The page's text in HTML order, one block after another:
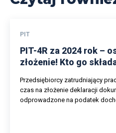
PIT
PIT-4R za 2024 rok –
złożenie! Kto go
Przedsiębiorcy zatrudniający
czas na złożenie deklaracji
odprowadzone na podatek